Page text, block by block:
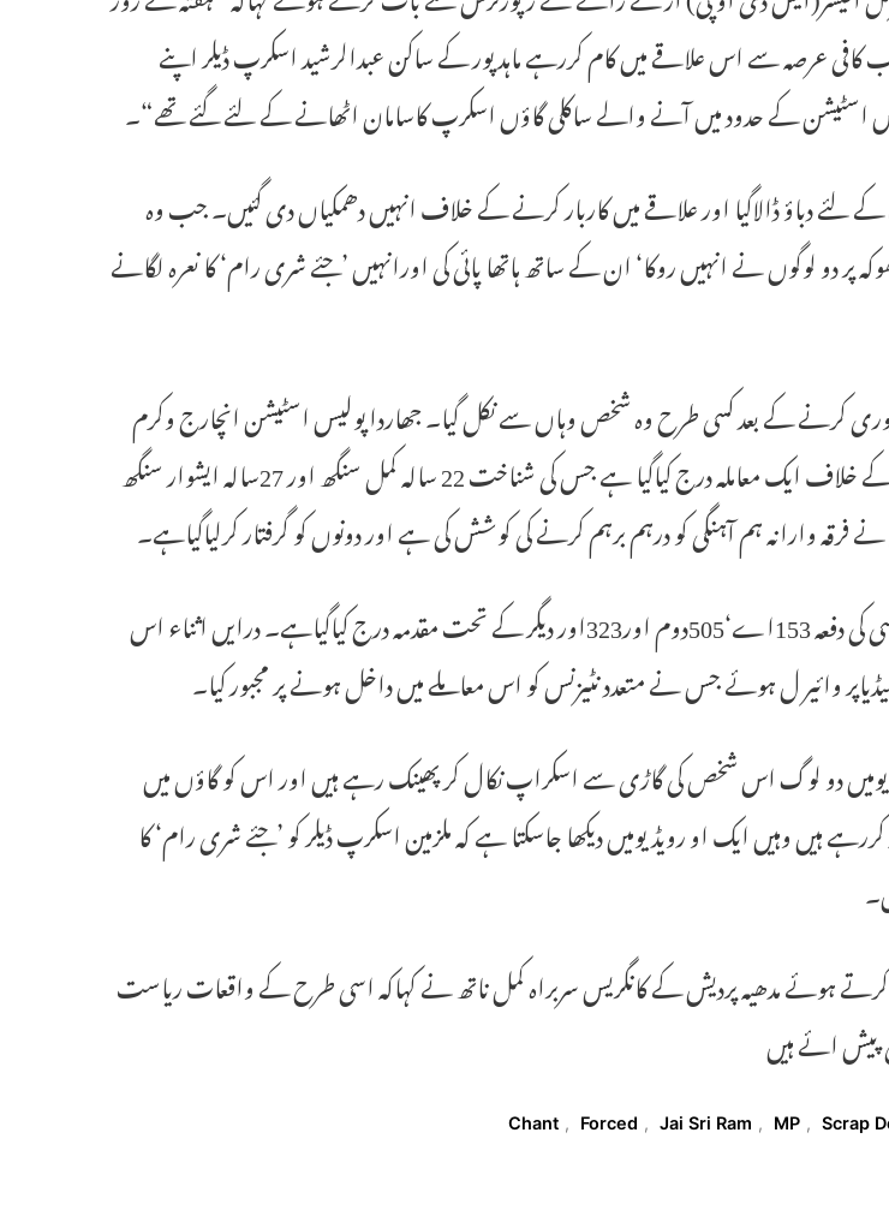
عرصہ سے اس علاقے میں کام کررہے ماہد پور کے ساکن عبدالرشید اسکرپ ڈیلر اپنے
اسٹیشن کے حدود میں آنے والے ساکلی گاؤں اسکرپ کاسامان اٹھانے کے لئے گئے تھے“۔
لئے دباؤ ڈالاگیا اور علاقے میں کاربار کرنے کے خلاف انہیں دھمکیاں دی گئیں۔ جب وہ
پر دو لوگوں نے انہیں روکا‘ ان کے ساتھ ہاتھا پائی کی اورانہیں ’جئے شری رام‘ کا نعرہ لگانے
کرنے کے بعد کسی طرح وہ شخص وہاں سے نکل گیا۔ جھاردا پولیس اسٹیشن انچارج وکرم
سنگھ ائنی نے کہاکہ دو ملزمین کے خلاف ایک معاملہ درج کیاگیا ہے جس کی شناخت 22 سالہ کمل سنگھ اور 27سالہ ایشوار سنگھ
وارانہ ہم آہنگی کو درہم برہم کرنے کی کوشش کی ہے اور دونوں کو گرفتار کرلیاگیاہے۔
ان دونوں کے خلاف ائی پی سی کی دفعہ 153اے‘505دوم اور323اور دیگر کے تحت مقدمہ درج کیاگیاہے۔ درایں اثناء اس
وائیر ل ہوئے جس نے متعدد نٹیزنس کو اس معاملے میں داخل ہونے پر مجبور کیا۔
دو لوگ اس شخص کی گاڑی سے اسکراپ نکال کر پھینک رہے ہیں اور اس کو گاؤں میں
کررہے ہیں وہیں ایک او رویڈیومیں دیکھا جاسکتا ہے کہ ملزمین اسکرپ ڈیلر کو ’جئے شری رام‘ کا
ہوئے مدھیہ پردیش کے کانگریس سربراہ کمل ناتھ نے کہاکہ اسی طرح کے واقعات ریاست
پیش ائے ہیں
Chant , Forced , Jai Sri Ram , MP , Scrap